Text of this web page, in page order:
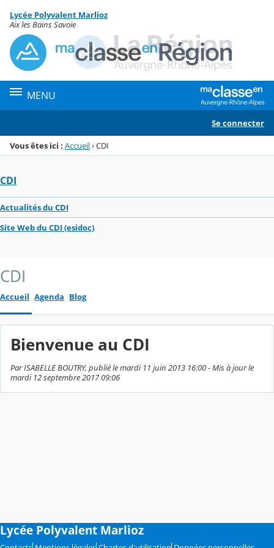
Menu de la rubrique
Contenu
Lycée Polyvalent Marlioz
Aix les Bains Savoie
MENU
Se connecter
Vous êtes ici : Accueil›CDI
CDI
Actualités du CDI
Site Web du CDI (esidoc)
CDI
Accueil Agenda Blog
Bienvenue au CDI
Par ISABELLE BOUTRY, publié le mardi 11 juin 2013 16:00 - Mis à jour le
mardi 12 septembre 2017 09:06
Lycée Polyvalent Marlioz